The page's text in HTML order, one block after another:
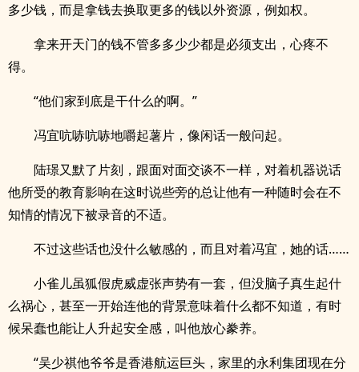
多少钱，而是拿钱去换取更多的钱以外资源，例如权。
拿来开天门的钱不管多多少少都是必须支出，心疼不
得。
“他们家到底是干什么的啊。”
冯宜吭哧吭哧地嚼起薯片，像闲话一般问起。
陆璟又默了片刻，跟面对面交谈不一样，对着机器说话
他所受的教育影响在这时说些旁的总让他有一种随时会在不
知情的情况下被录音的不适。
不过这些话也没什么敏感的，而且对着冯宜，她的话……
小雀儿虽狐假虎威虚张声势有一套，但没脑子真生起什
么祸心，甚至一开始连他的背景意味着什么都不知道，有时
候呆蠢也能让人升起安全感，叫他放心豢养。
“吴少祺他爷爷是香港航运巨头，家里的永利集团现在分